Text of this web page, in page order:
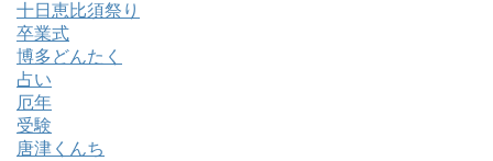
十日恵比須祭り
卒業式
博多どんたく
占い
厄年
受験
唐津くんち